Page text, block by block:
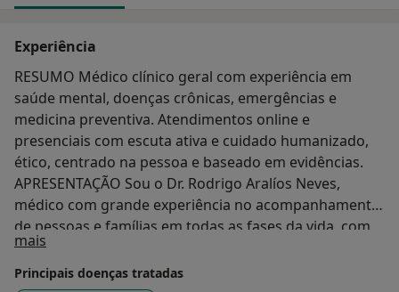
Experiência
RESUMO Médico clínico geral com experiência em
saúde mental, doenças crônicas, emergências e
medicina preventiva. Atendimentos online e
presenciais com escuta ativa e cuidado humanizado,
ético, centrado na pessoa e baseado em evidências.
APRESENTAÇÃO Sou o Dr. Rodrigo Aralíos Neves,
médico com grande experiência no acompanhamento
de pessoas e famílias em todas as fases da vida, com
foco em empatia, ética e rigor científico. Atendo em
português, inglês, espanhol e francês. Realizo
mais
Principais doenças tratadas